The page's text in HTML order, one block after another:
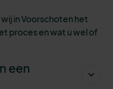
in Voorschoten het
proces en wat u wel of
een